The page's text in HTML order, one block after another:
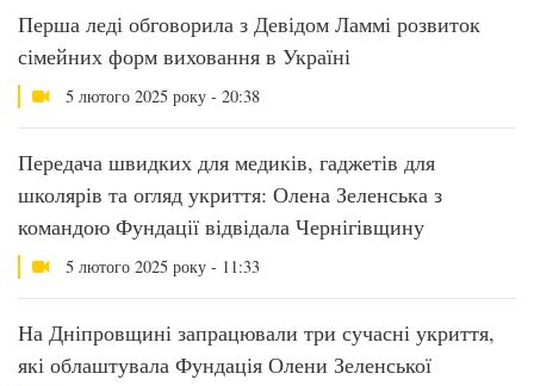
Перша леді обговорила з Девідом Ламмі розвиток
сімейних форм виховання в Україні
5 лютого 2025 року - 20:38
Передача швидких для медиків, гаджетів для
школярів та огляд укриття: Олена Зеленська з
командою Фундації відвідала Чернігівщину
5 лютого 2025 року - 11:33
На Дніпровщині запрацювали три сучасні укриття,
які облаштувала Фундація Олени Зеленської